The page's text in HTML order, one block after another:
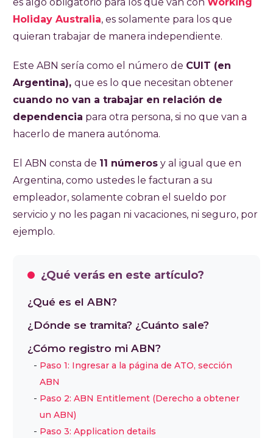
es algo obligatorio para los que van con Working
Holiday Australia, es solamente para los que
quieran trabajar de manera independiente.
Este ABN sería como el número de CUIT (en
Argentina), que es lo que necesitan obtener
cuando no van a trabajar en relación de
dependencia para otra persona, si no que van a
hacerlo de manera autónoma.
El ABN consta de 11 números y al igual que en
Argentina, como ustedes le facturan a su
empleador, solamente cobran el sueldo por
servicio y no les pagan ni vacaciones, ni seguro, por
ejemplo.
¿Qué verás en este artículo?
¿Qué es el ABN?
¿Dónde se tramita? ¿Cuánto sale?
¿Cómo registro mi ABN?
Paso 1: Ingresar a la página de ATO, sección
ABN
Paso 2: ABN Entitlement (Derecho a obtener
un ABN)
Paso 3: Application details